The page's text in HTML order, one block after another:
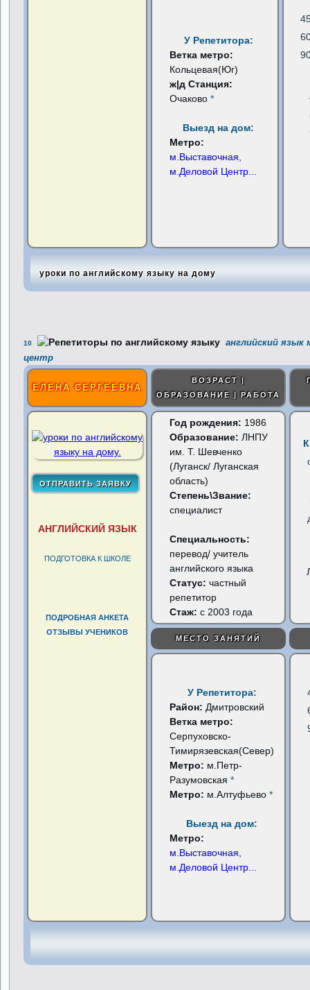
У Репетитора:
Ветка метро:
Кольцевая(Юг)
ж|д Станция:
Очаково*
Выезд на дом:
Метро:
м.Выставочная,
м.Деловой Центр
уроки по английскому языку на дому
10
английский
центр
ЕЛЕНА СЕРГЕЕВНА
ВОЗРАСТ |
ОБРАЗОВАНИЕ | РАБОТА
АНГЛИЙСКИЙ ЯЗЫК
ПОДГОТОВКА К ШКОЛЕ
ПОДРОБНАЯ АНКЕТА
ОТЗЫВЫ УЧЕНИКОВ
Год рождения: 1986
Образование: ЛНПУ
им. Т. Шевченко
(Луганск/ Луганская
область)
Степень\Звание:
специалист
Специальность:
перевод/ учитель
английского языка
Статус:частный
репетитор
Стаж: с 2003 года
МЕСТО ЗАНЯТИЙ
У Репетитора:
Район: Дмитровский
Ветка метро:
Серпуховско-
Тимирязевская(Север)
Метро: м.Петр-
Разумовская*
Метро: м.Алтуфьево*
Выезд на дом:
Метро:
м.Выставочная,
м.Деловой Центр